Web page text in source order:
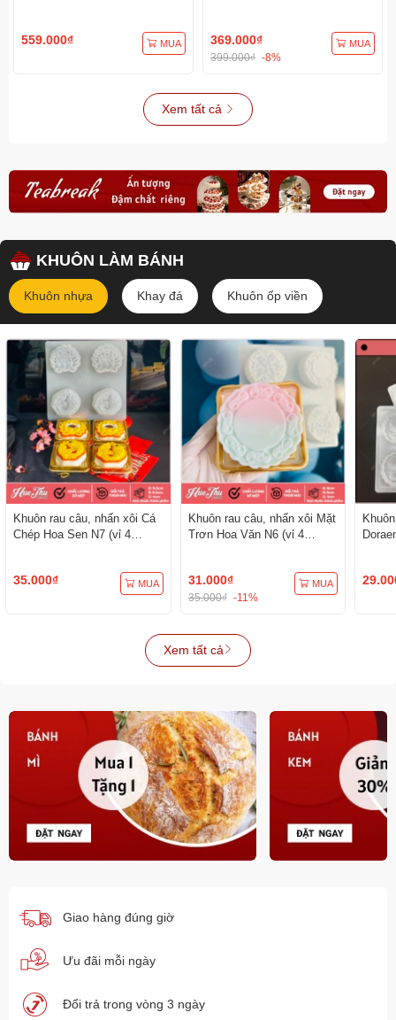
559.000₫ MUA 369.000₫
399.000₫ -8%
MUA
Xem tất cả
KHUÔN LÀM BÁNH
Khuôn nhựa Khay đá Khuôn ốp viền
Khuôn rau câu, nhấn xôi Cá
Chép Hoa Sen N7 (vỉ 4
35.000₫ MUA
Khuôn rau câu, nhấn xôi Mặt
Trơn Hoa Văn N6 (vỉ 4
31.000₫
35.000₫ -11%
MUA
Xem tất cả
Giao hàng đúng giờ
Ưu đãi mỗi ngày
Đổi trả trong vòng 3 ngày